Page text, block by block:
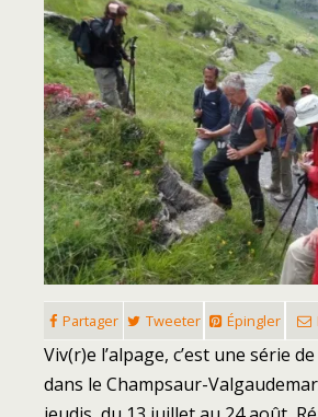
Partager Tweeter Épingler
Viv(r)e l’alpage, c’est une série
dans le Champsaur-